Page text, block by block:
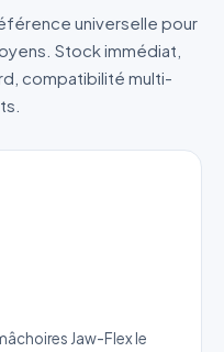
universelle pour
Stock immédiat,
compatibilité multi-
Jaw-Flex le